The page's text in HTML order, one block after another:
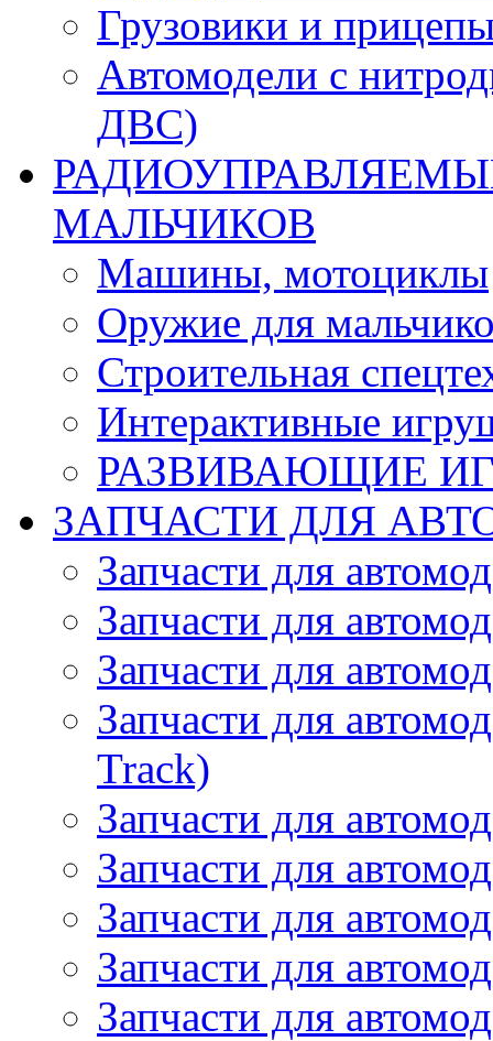
Грузовики и
Автомодели с
ДВС)
МАЛЬЧИКОВ
Машины, мотоциклы
Оружие для
Строительная
Интерактивные
РАЗВИВАЮЩИЕ
ЗАПЧАСТИ ДЛЯ
Запчасти для
Запчасти для
Запчасти для
Запчасти для
Track)
Запчасти для
Запчасти для
Запчасти для
Запчасти для
Запчасти для